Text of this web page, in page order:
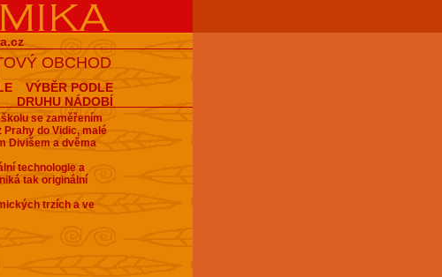
OBCHOD
VÝBĚR PODLE
DRUHU NÁDOBÍ
se zaměřením
Prahy do Vidic, malé
Divišem a dvěma
technologie a
tak originální
trzích a ve